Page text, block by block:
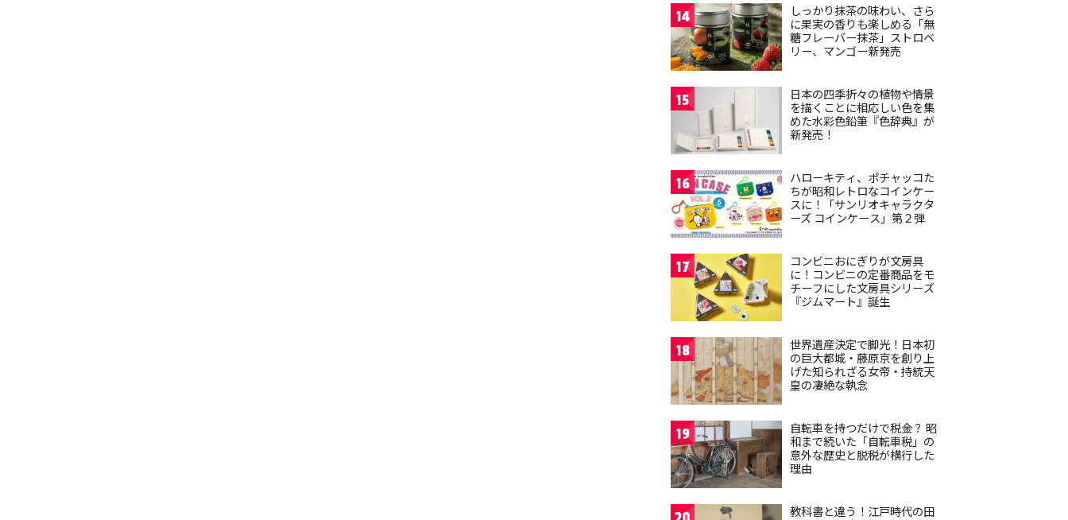
14
しっかり抹茶の味わい、さら
に果実の香りも楽しめる「無
糖フレーバー抹茶」ストロベ
リー、マンゴー新発売
15
日本の四季折々の植物や情景
を描くことに相応しい色を集
めた水彩色鉛筆『色辞典』が
新発売！
16
ハローキティ、ポチャッコた
ちが昭和レトロなコインケー
スに！「サンリオキャラクタ
ーズ コインケース」第２弾
17
コンビニおにぎりが文房具
に！コンビニの定番商品をモ
チーフにした文房具シリーズ
『ジムマート』誕生
18
世界遺産決定で脚光！日本初
の巨大都城・藤原京を創り上
げた知られざる女帝・持統天
皇の凄絶な執念
19
自転車を持つだけで税金？ 昭
和まで続いた「自転車税」の
意外な歴史と脱税が横行した
理由
教科書と違う！江戸時代の田